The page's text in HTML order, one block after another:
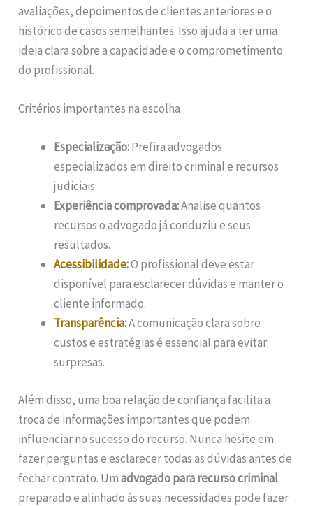
avaliações, depoimentos de clientes anteriores e o
histórico de casos semelhantes. Isso ajuda a ter uma
ideia clara sobre a capacidade e o comprometimento
do profissional.
Critérios importantes na escolha
Especialização:Prefira advogados
especializados em direito criminal e recursos
judiciais.
Experiência comprovada:Analise quantos
recursos o advogado já conduziu e seus
resultados.
Acessibilidade:O profissional deve estar
disponível para esclarecer dúvidas e manter o
cliente informado.
Transparência:A comunicação clara sobre
custos e estratégias é essencial para evitar
surpresas.
Além disso, uma boa relação de confiança facilita a
troca de informações importantes que podem
influenciar no sucesso do recurso. Nunca hesite em
fazer perguntas e esclarecer todas as dúvidas antes de
fechar contrato. Umadvogado para recurso criminal
preparado e alinhado às suas necessidades pode fazer